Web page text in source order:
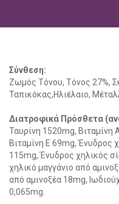
Σύνθεση:
Ζωμός Τόνου, Τόνος 27%,
Ταπικόκας,Ηλιέλαιο,
Διατροφικά Πρόσθετα
Ταυρίνη 1520mg, Βιταμίνη
Βιταμίνη Ε 69mg, Ένυδρος
115mg, Ένυδρος χηλικός
χηλικό μαγγάνιο από
από αμινοξέα 18mg,
0,065mg.